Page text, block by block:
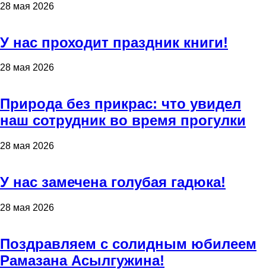
28 мая 2026
У нас проходит праздник книги!
28 мая 2026
Природа без прикрас: что увидел
наш сотрудник во время прогулки
28 мая 2026
У нас замечена голубая гадюка!
28 мая 2026
Поздравляем с солидным юбилеем
Рамазана Асылгужина!